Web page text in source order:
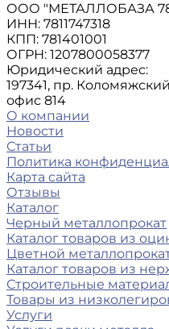
ООО "МЕТАЛЛОБАЗА
ИНН: 7811747318
КПП: 781401001
ОГРН: 1207800058377
Юридический адрес:
197341, пр.
офис 814
О компании
Новости
Статьи
Политика
Карта сайта
Отзывы
Каталог
Черный металлопрокат
Каталог товаров из
Цветной
Каталог товаров из
Строительные
Товары из
Услуги